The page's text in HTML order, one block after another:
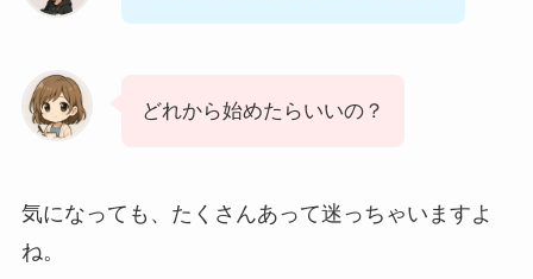
どれから始めたらいいの？
気になっても、たくさんあって迷っちゃいますよ
ね。